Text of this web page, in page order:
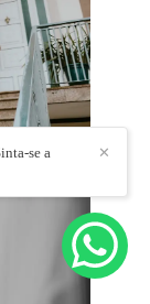
✕
se a